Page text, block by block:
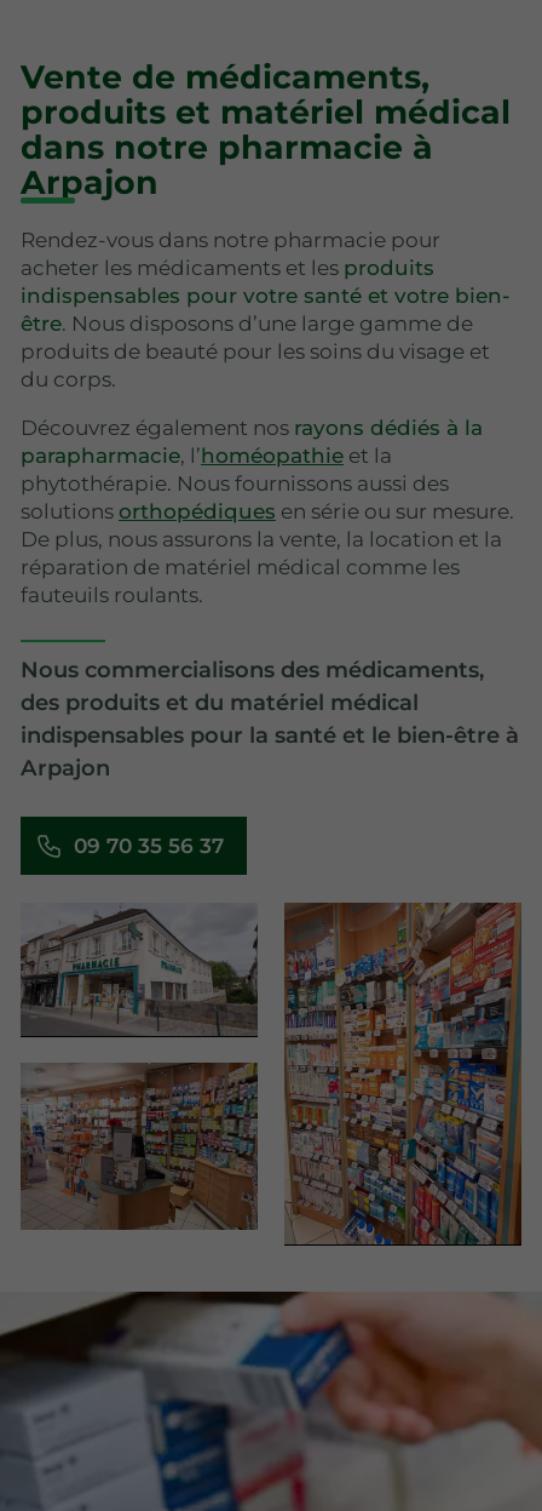
Vente de médicaments,
produits et matériel médical
dans notre pharmacie à
Arpajon
Rendez-vous dans notre pharmacie pour
acheter les médicaments et les produits
indispensables pour votre santé et votre bien-
être. Nous disposons d’une large gamme de
produits de beauté pour les soins du visage et
du corps.
Découvrez également nos rayons dédiés à la
parapharmacie, l’homéopathie et la
phytothérapie. Nous fournissons aussi des
solutions orthopédiques en série ou sur mesure.
De plus, nous assurons la vente, la location et la
réparation de matériel médical comme les
fauteuils roulants.
Nous commercialisons des médicaments,
des produits et du matériel médical
indispensables pour la santé et le bien-être à
Arpajon
09 70 35 56 37